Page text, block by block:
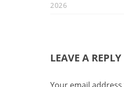
2026
LEAVE A REPLY